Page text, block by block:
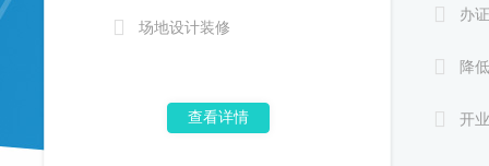
 场地设计装修
查看详情
 办证
 降
 开